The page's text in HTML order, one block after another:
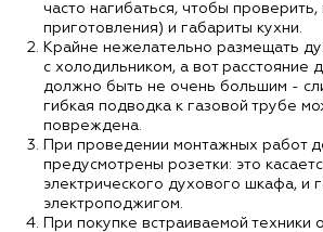
часто нагибаться, чтобы проверить,
приготовления) и габариты кухни.
Крайне нежелательно размещать
с холодильником, а вот расстояние
должно быть не очень большим -
гибкая подводка к газовой трубе
повреждена.
При проведении монтажных работ
предусмотрены розетки: это
электрического духового шкафа, и
электроподжигом.
При покупке встраиваемой техники